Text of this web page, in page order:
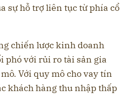
sự hỗ trợ liên tục từ phía cổ
chiến lược kinh doanh
phó với rủi ro tài sản gia
Với quy mô cho vay tín
khách hàng thu nhập thấp